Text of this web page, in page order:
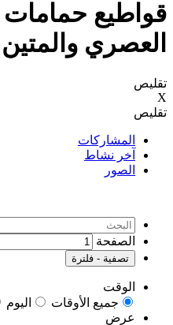
العصري والمتين
تقليص
X
تقليص
المشاركات
آخر نشاط
الصور
الصفحة
تصفية - فلترة
الوقت
جميع الأوقات
اليوم
عرض